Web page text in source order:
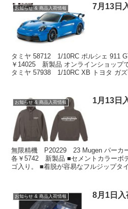
お知らせ & 商品入荷情報 7月13日
タミヤ 58712 1/10RC ポルシェ 911
￥14025 新製品 オンラインショップ
タミヤ 57938 1/10RC XB トヨタ ガズ
お知らせ & 商品入荷情報 1月13日
無限精機 P20229 23 Mugen パーカ
各￥5742 新製品 ■セメントカラーボ
ゴ入り。 ■着脱が容易なフルジップタ
お知らせ & 商品入荷情報 8月1日入